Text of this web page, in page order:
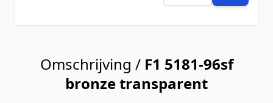
Omschrijving / F1 5181-96sf
bronze transparent